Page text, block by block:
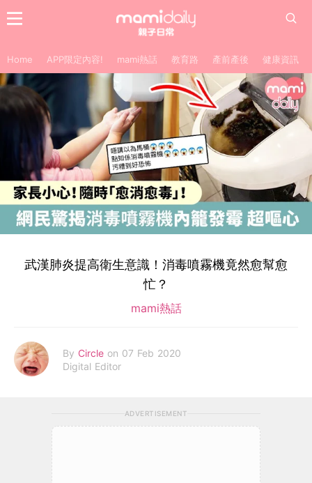
Home APP限定內容! mami熱話 教育路 產前產後 健康資訊
武漢肺炎提高衛生意識！消毒噴霧機竟然愈幫愈
忙？
mami熱話
By Circle on 07 Feb 2020
Digital Editor
ADVERTISEMENT